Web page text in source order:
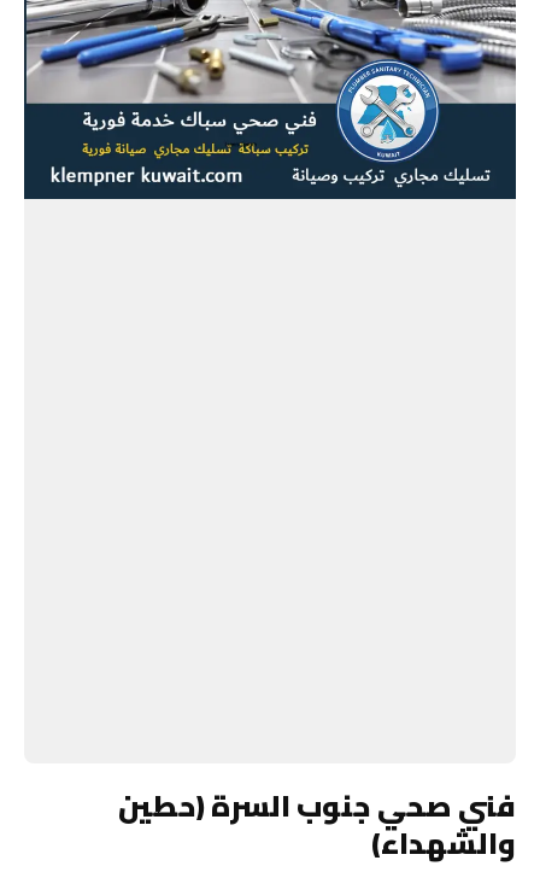
فني صحي جنوب السرة (حطين
والشهداء)